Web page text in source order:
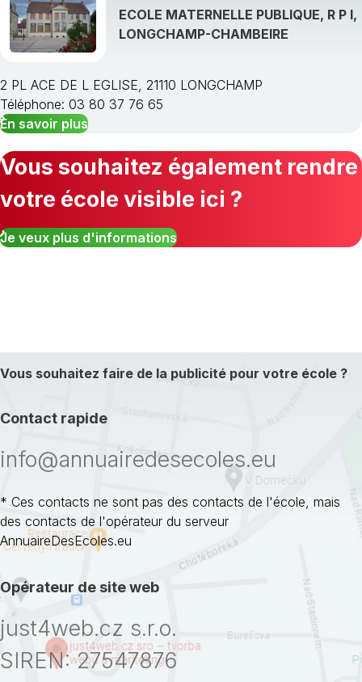
ECOLE MATERNELLE PUBLIQUE, R P I,
LONGCHAMP-CHAMBEIRE
2 PL ACE DE L EGLISE, 21110 LONGCHAMP
Téléphone: 03 80 37 76 65
En savoir plus
Vous souhaitez également rendre
votre école visible ici ?
Je veux plus d'informations
Vous souhaitez faire de la publicité pour votre école ?
Contact rapide
info@annuairedesecoles.eu
* Ces contacts ne sont pas des contacts de l'école, mais
des contacts de l'opérateur du serveur
AnnuaireDesEcoles.eu
Opérateur de site web
just4web.cz s.r.o.
SIREN: 27547876